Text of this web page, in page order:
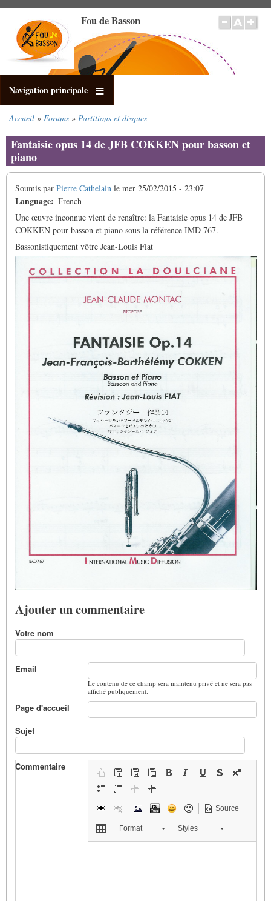
contenu
principal
Fou de Basson
Navigation principale
d'Ariane
Accueil Forums Partitions et disques
Fantaisie opus 14 de JFB COKKEN pour basson et
piano
Soumis par Pierre Cathelain le mer 25/02/2015 - 23:07
Language
French
Une œuvre inconnue vient de renaître: la Fantaisie opus 14 de JFB
COKKEN pour basson et piano sous la référence IMD 767.
Bassonistiquement vôtre Jean-Louis Fiat
Ajouter un commentaire
Votre nom
Email
Le contenu de ce champ sera maintenu privé et ne sera pas
affiché publiquement.
Page d'accueil
Sujet
Commentaire
Source
Format Styles